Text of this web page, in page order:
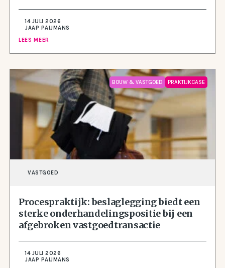
14 JULI 2026
JAAP PAIJMANS
LEES MEER
BOUW & VASTGOED PRAKTIJKCASE
VASTGOED
Procespraktijk: beslaglegging biedt een
sterke onderhandelingspositie bij een
afgebroken vastgoedtransactie
14 JULI 2026
JAAP PAIJMANS